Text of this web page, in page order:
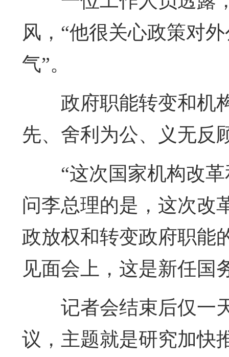
风，“他很关心政策对
气”。
政府职能转变和机
先、舍利为公、义无反
“这次国家机构改
问李总理的是，这次改
政放权和转变政府职能
见面会上，这是新任国
记者会结束后仅一
议，主题就是研究加快